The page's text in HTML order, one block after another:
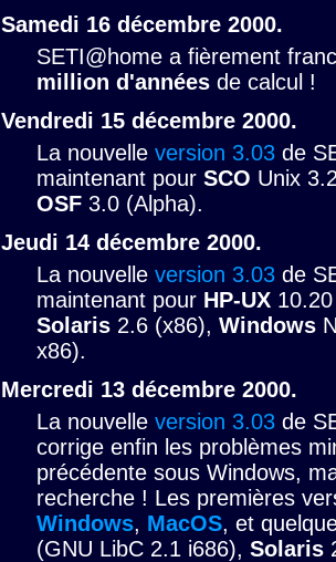
Samedi 16 décembre 2000.
SETI@home a fièrement
million d'années de calcul !
Vendredi 15 décembre 2000.
La nouvelle version 3.03 de
maintenant pour SCO Unix
OSF 3.0 (Alpha).
Jeudi 14 décembre 2000.
La nouvelle version 3.03 de
maintenant pour HP-UX
Solaris 2.6 (x86), Windows
x86).
Mercredi 13 décembre 2000.
La nouvelle version 3.03 de
corrige enfin les problèmes
précédente sous Windows,
recherche ! Les premières
Windows, MacOS, et
(GNU LibC 2.1 i686), Solaris